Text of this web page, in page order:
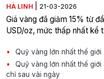
HÀ LINH 21-03-2026
Giá vàng đã giảm 15% từ
USD/oz, mức thấp nhất kể
Quỹ vàng lớn nhất thế giới
Quỹ vàng lớn nhất thế
chỉ sau vài ngày